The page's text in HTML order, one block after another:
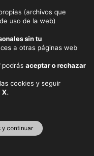
y
sin anuncios
(archivos que
uso de la web)
sin tu
a otras páginas web
podrás aceptar o rechazar
cookies y seguir
X.
y continuar
de cookies RGPD